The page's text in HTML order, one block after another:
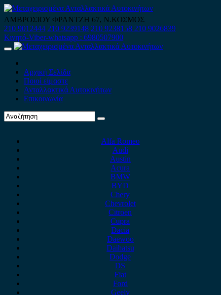
Skip
to
content
ΑΜΒΡΟΣΙΟΥ ΦΡΑΝΤΖΗ 67, Ν.ΚΟΣΜΟΣ
210 9012444 210 9239148 210 9238158 210 9026839
Κινητό-Viber-whatsapp : 6980507900
Primary
Αρχική Σελίδα
Ποιοί είμαστε
Ανταλλακτικά Αυτοκινήτων
Επικοινωνία
Alfa Romeo
Audi
Austin
Acura
BMW
BYD
Chery
Chevrolet
Citroen
Cupra
Dacia
Daewoo
Daihatsu
Dodge
DS
Fiat
Ford
Geely